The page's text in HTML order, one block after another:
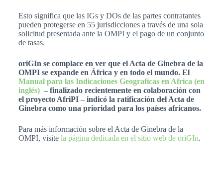
Esto significa que las IGs y DOs de las partes contratantes
pueden protegerse en 55 jurisdicciones a través de una sola
solicitud presentada ante la OMPI y el pago de un conjunto
de tasas.
oriGIn se complace en ver que el Acta de Ginebra de la
OMPI se expande en África y en todo el mundo. El
Manual para las Indicaciones Geografícas en Africa (en
inglés) – finalizado recientemente en colaboración con
el proyecto AfriPI – indicó la ratificación del Acta de
Ginebra como una prioridad para los países africanos.
Para más información sobre el Acta de Ginebra de la
OMPI, visitela página dedicada en el sitio web de oriGIn.